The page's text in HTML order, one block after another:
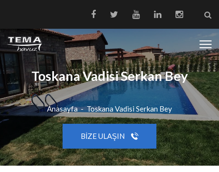
Toskana Vadisi Serkan Bey
Anasayfa - Toskana Vadisi Serkan Bey
BIZE ULAŞIN